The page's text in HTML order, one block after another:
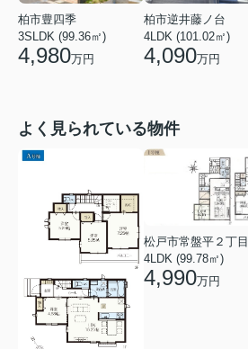
柏市豊四季
3SLDK (99.36㎡)
4,980万円
柏市逆井藤ノ台
4LDK (101.02㎡)
4,090万円
よく見られている物件
松戸市常盤平２丁目
4LDK (99.78㎡)
4,990万円